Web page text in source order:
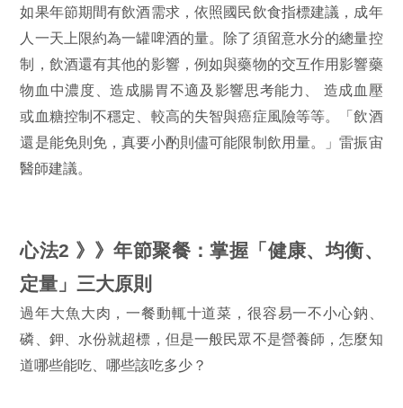
如果年節期間有飲酒需求，依照國民飲食指標建議，成年
人一天上限約為一罐啤酒的量。除了須留意水分的總量控
制，飲酒還有其他的影響，例如與藥物的交互作用影響藥
物血中濃度、造成腸胃不適及影響思考能力、 造成血壓
或血糖控制不穩定、較高的失智與癌症風險等等。「飲酒
還是能免則免，真要小酌則儘可能限制飲用量。」雷振宙
醫師建議。
心法2 》》年節聚餐：掌握「健康、均衡、
定量」三大原則
過年大魚大肉，一餐動輒十道菜，很容易一不小心鈉、
磷、鉀、水份就超標，但是一般民眾不是營養師，怎麼知
道哪些能吃、哪些該吃多少？